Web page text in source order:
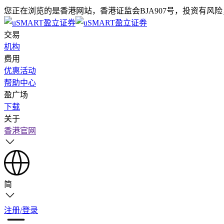
您正在浏览的是香港网站，香港证监会BJA907号，投资有风
交易
机构
费用
优惠活动
帮助中心
盈广场
下载
关于
香港官网
简
注册/登录